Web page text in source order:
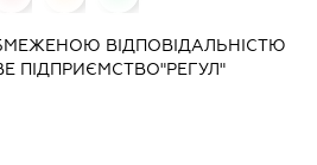
ВІДПОВІДАЛЬНІСТЮ
ПІДПРИЄМСТВО"РЕГУЛ"